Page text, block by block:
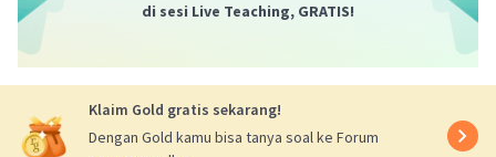
di sesi Live Teaching, GRATIS!
Klaim Gold gratis sekarang!
Dengan Gold kamu bisa tanya soal ke Forum